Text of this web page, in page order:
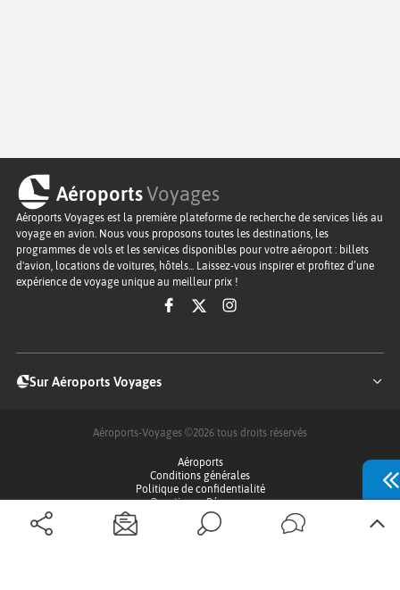
AéroportsVoyages
Aéroports Voyages est la première plateforme de recherche de services liés au
voyage en avion. Nous vous proposons toutes les destinations, les
programmes de vols et les services disponibles pour votre aéroport : billets
d'avion, locations de voitures, hôtels... Laissez-vous inspirer et profitez d’une
expérience de voyage unique au meilleur prix !
Sur Aéroports Voyages
Aéroports-Voyages ©2026 tous droits réservés
Aéroports
Conditions générales
Politique de confidentialité
Questions - Réponses
Plan du site
Qui sommes nous ?